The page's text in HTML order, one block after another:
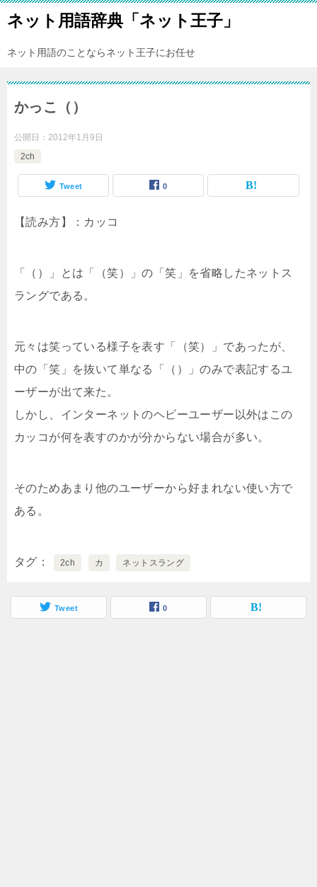
ネット用語辞典「ネット王子」
ネット用語のことならネット王子にお任せ
かっこ（）
公開日： 2012年1月9日
2ch
Tweet 0
【読み方】：カッコ
「（）」とは「（笑）」の「笑」を省略したネットス
ラングである。
元々は笑っている様子を表す「（笑）」であったが、
中の「笑」を抜いて単なる「（）」のみで表記するユ
ーザーが出て来た。
しかし、インターネットのヘビーユーザー以外はこの
カッコが何を表すのかが分からない場合が多い。
そのためあまり他のユーザーから好まれない使い方で
ある。
タグ 2ch カ ネットスラング
Tweet 0